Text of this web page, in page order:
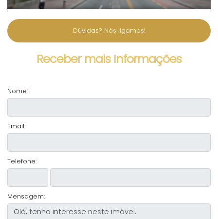
Dúvidas? Nós ligamos!
Receber mais Informações
Nome:
Email:
Telefone:
Mensagem: